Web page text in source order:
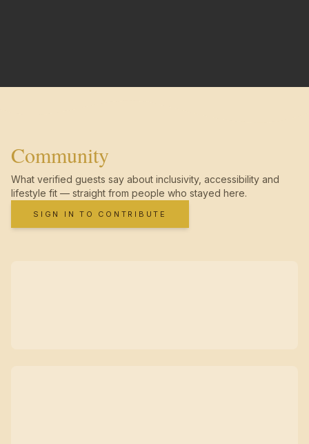
Community
What verified guests say about inclusivity, accessibility and
lifestyle fit — straight from people who stayed here.
SIGN IN TO CONTRIBUTE